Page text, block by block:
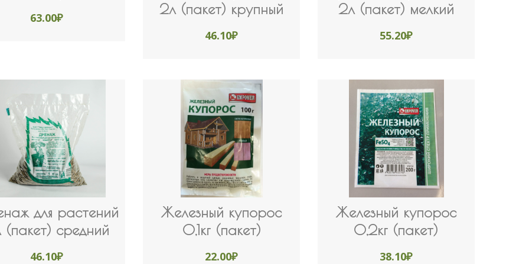
63.00₽
2л (пакет) крупный
46.10₽
2л (пакет) мелкий
55.20₽
для растений
(пакет) средний
46.10₽
Железный купорос
0,1кг (пакет)
22.00₽
Железный купорос
0,2кг (пакет)
38.10₽